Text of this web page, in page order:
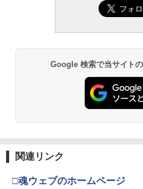
Google 検索で当サイト
関連リンク
□魂ウェブのホームページ